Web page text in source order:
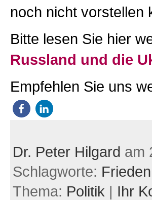
noch nicht vorstellen
Bitte lesen Sie hier
Russland und die
Empfehlen Sie uns
Dr. Peter Hilgard am
Schlagworte: Frieden
Thema: Politik | Ihr